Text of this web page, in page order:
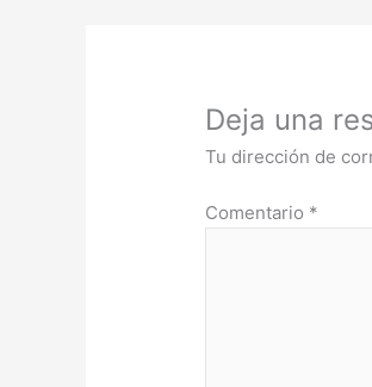
Deja una
Tu dirección de
Comentario *